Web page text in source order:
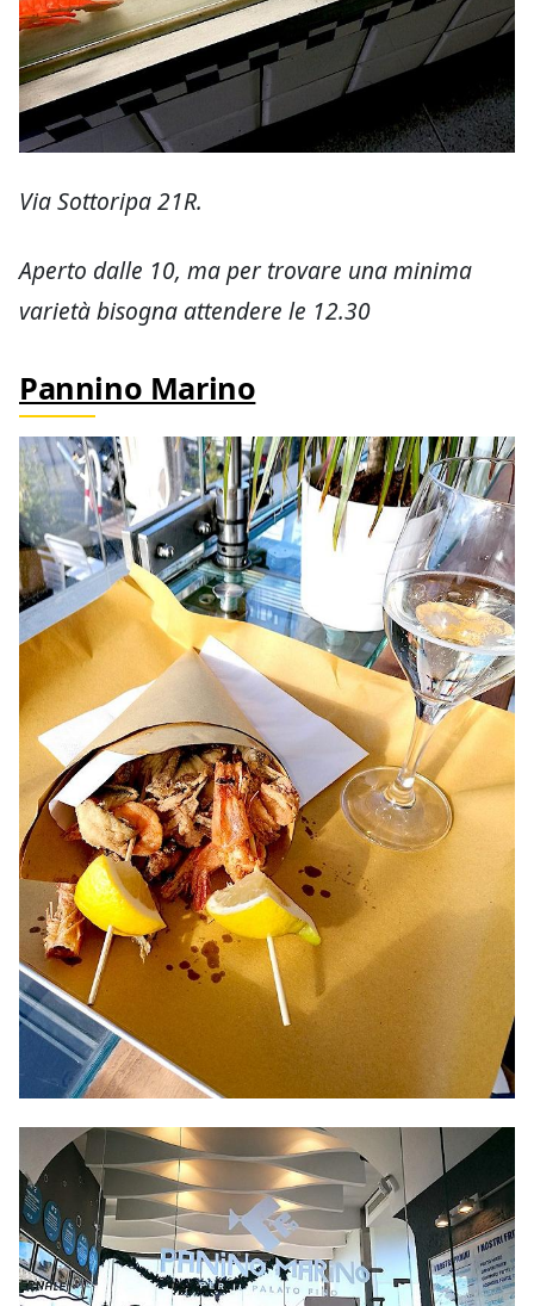
Via Sottoripa 21R.
Aperto dalle 10, ma per trovare una minima
varietà bisogna attendere le 12.30
Pannino Marino